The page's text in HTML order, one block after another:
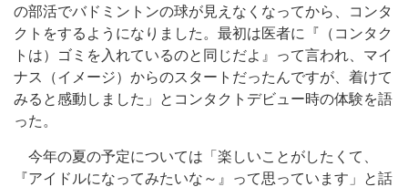
の部活でバドミントンの球が見えなくなってから、コンタ
クトをするようになりました。最初は医者に『（コンタク
トは）ゴミを入れているのと同じだよ』って言われ、マイ
ナス（イメージ）からのスタートだったんですが、着けて
みると感動しました」とコンタクトデビュー時の体験を語
った。
今年の夏の予定については「楽しいことがしたくて、
『アイドルになってみたいな～』って思っています」と話